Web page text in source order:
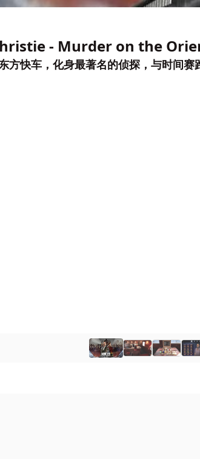
- Murder on the
方快车，化身最著名的侦探，与时间赛